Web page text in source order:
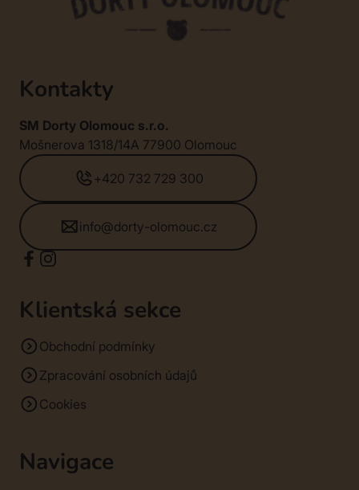
Kontakty
SM Dorty Olomouc s.r.o.
Mošnerova 1318/14A 77900 Olomouc
+420 732 729 300
info@dorty-olomouc.cz
Klientská sekce
Obchodní podmínky
Zpracování osobních údajů
Cookies
Navigace